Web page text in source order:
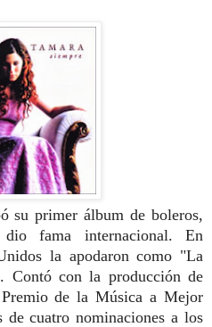
su primer álbum de boleros,
fama internacional. En
la apodaron como "La
Contó con la producción de
de la Música a Mejor
de cuatro nominaciones a los